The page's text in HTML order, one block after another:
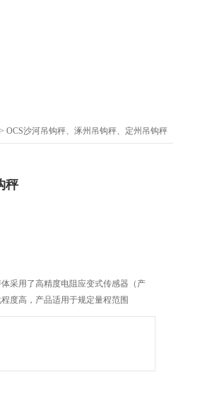
OCS沙河吊钩秤、涿州吊钩秤、定州吊钩秤
秤
采用了高精度电阻应变式传感器（产
度高，产品适用于规定量程范围